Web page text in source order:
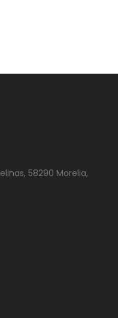
58290 Morelia,